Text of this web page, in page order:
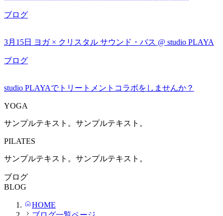
ブログ
3月15日 ヨガ × クリスタル サウンド・バス @ studio PLAYA
ブログ
studio PLAYAでトリートメントコラボをしませんか？
YOGA
サンプルテキスト。サンプルテキスト。
PILATES
サンプルテキスト。サンプルテキスト。
ブログ
BLOG
HOME